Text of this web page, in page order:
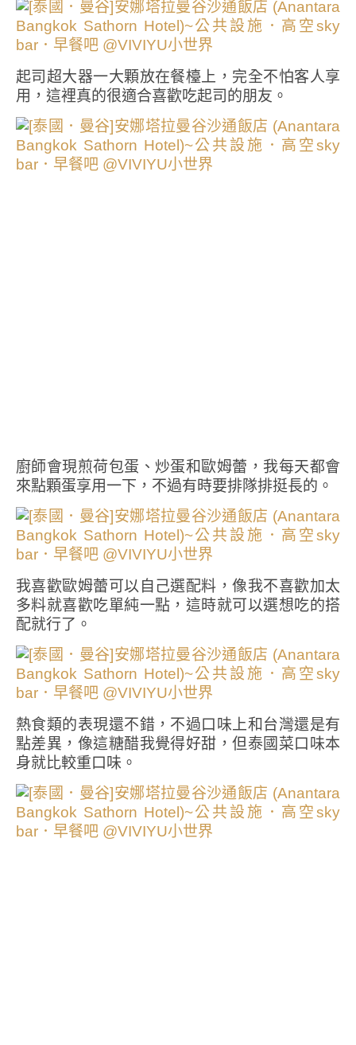
起司超大器一大顆放在餐檯上，完全不怕客人享
用，這裡真的很適合喜歡吃起司的朋友。
廚師會現煎荷包蛋、炒蛋和歐姆蕾，我每天都會
來點顆蛋享用一下，不過有時要排隊排挺長的。
我喜歡歐姆蕾可以自己選配料，像我不喜歡加太
多料就喜歡吃單純一點，這時就可以選想吃的搭
配就行了。
熱食類的表現還不錯，不過口味上和台灣還是有
點差異，像這糖醋我覺得好甜，但泰國菜口味本
身就比較重口味。